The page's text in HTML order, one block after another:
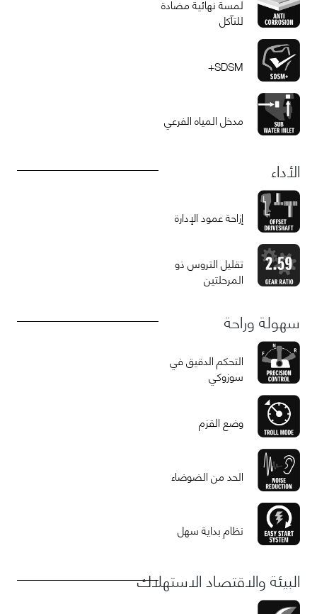
لمسة نهائية مضادة
للتآكل
SDSM+
مدخل المياه الفرعي
الأداء
إزاحة عمود الإدارة
تقليل التروس ذو
المرحلتين
سهولة وراحة
التحكم الدقيق في
سوزوكي
وضع القزم
الحد من الضوضاء
نظام بداية سهل
البيئة والاقتصاد الاستهلاك